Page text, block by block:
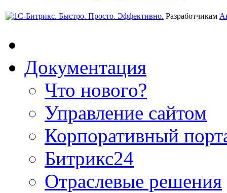
Разработчикам
Документация
Что нового?
Управление сайтом
Корпоративный
Битрикс24
Отраслевые решения